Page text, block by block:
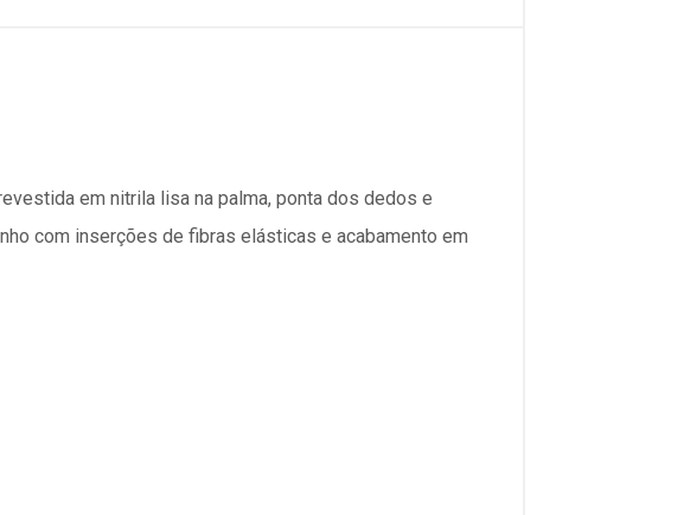
em nitrila lisa na palma, ponta dos dedos e
com inserções de fibras elásticas e acabamento em